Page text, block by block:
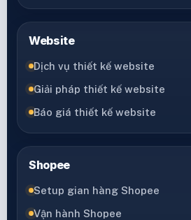
Website
Dịch vụ thiết kế website
Giải pháp thiết kế website
Báo giá thiết kế website
Shopee
Setup gian hàng Shopee
Vận hành Shopee